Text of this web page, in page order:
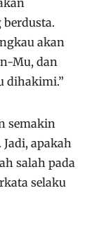
akan
Mu, dan
dihakimi.”
semakin
apakah
salah pada
selaku